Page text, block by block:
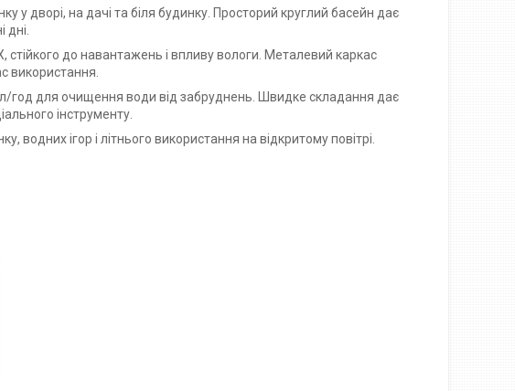
у дворі, на дачі та біля будинку. Просторий круглий басейн дає
дні.
до навантажень і впливу вологи. Металевий каркас
використання.
год для очищення води від забруднень. Швидке складання дає
інструменту.
водних ігор і літнього використання на відкритому повітрі.